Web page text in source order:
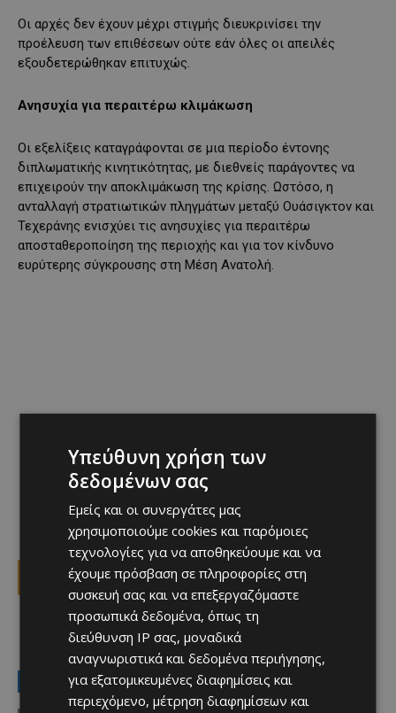
Οι αρχές δεν έχουν μέχρι στιγμής διευκρινίσει την
προέλευση των επιθέσεων ούτε εάν όλες οι απειλές
εξουδετερώθηκαν επιτυχώς.
Ανησυχία για περαιτέρω κλιμάκωση
Οι εξελίξεις καταγράφονται σε μια περίοδο έντονης
διπλωματικής κινητικότητας, με διεθνείς παράγοντες να
επιχειρούν την αποκλιμάκωση της κρίσης. Ωστόσο, η
ανταλλαγή στρατιωτικών πληγμάτων μεταξύ Ουάσιγκτον και
Τεχεράνης ενισχύει τις ανησυχίες για περαιτέρω
αποσταθεροποίηση της περιοχής και για τον κίνδυνο
ευρύτερης σύγκρουσης στη Μέση Ανατολή.
Facebook X Viber
Top Διεθνή πόλεμος ΗΠΑ-ΙΡΑΝ
LATEST NEWS
Υπεύθυνη χρήση των
δεδομένων σας
Εμείς και οι συνεργάτες μας
χρησιμοποιούμε cookies και παρόμοιες
τεχνολογίες για να αποθηκεύουμε και να
έχουμε πρόσβαση σε πληροφορίες στη
συσκευή σας και να επεξεργαζόμαστε
προσωπικά δεδομένα, όπως τη
διεύθυνση IP σας, μοναδικά
αναγνωριστικά και δεδομένα περιήγησης,
για εξατομικευμένες διαφημίσεις και
περιεχόμενο, μέτρηση διαφημίσεων και